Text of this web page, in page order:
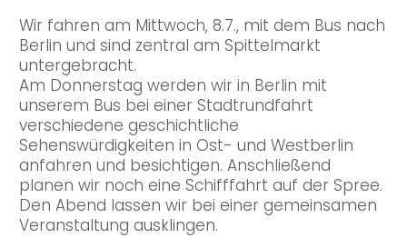
Wir fahren am Mittwoch, 8.7., mit dem Bus nach
Berlin und sind zentral am Spittelmarkt
untergebracht.
Am Donnerstag werden wir in Berlin mit
unserem Bus bei einer Stadtrundfahrt
verschiedene geschichtliche
Sehenswürdigkeiten in Ost- und Westberlin
anfahren und besichtigen. Anschließend
planen wir noch eine Schifffahrt auf der Spree.
Den Abend lassen wir bei einer gemeinsamen
Veranstaltung ausklingen.